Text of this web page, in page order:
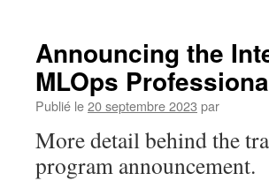
Announcing the
MLOps
Publié le20 septembre 2023 par
More detail behind the
program announcement.